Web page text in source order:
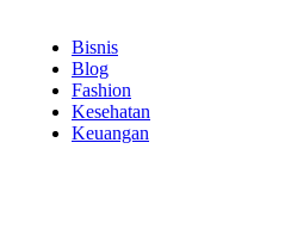
Bisnis
Blog
Fashion
Kesehatan
Keuangan